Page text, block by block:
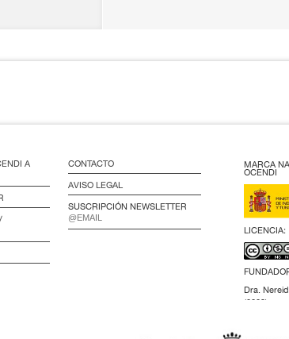
A
CONTACTO
AVISO LEGAL
SUSCRIPCIÓN NEWSLETTER
MARCA
OCENDI
LICENCIA:
Dra.
(2009).